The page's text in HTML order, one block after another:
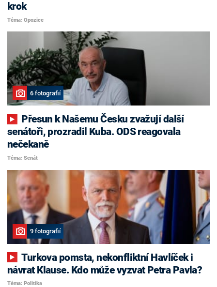
krok
Téma: Opozice
6 fotografií
senátoři, prozradil Kuba. ODS reagovala
nečekaně
Téma: Senát
9 fotografií
Turkova pomsta, nekonfliktní Havlíček i
návrat Klause. Kdo může vyzvat Petra Pavla?
Téma: Politika